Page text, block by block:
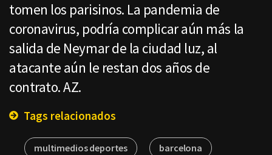
tomen los parisinos. La pandemia de
coronavirus, podría complicar aún más la
salida de Neymar de la ciudad luz, al
atacante aún le restan dos años de
contrato. AZ.
Tags relacionados
multimedios deportes barcelona